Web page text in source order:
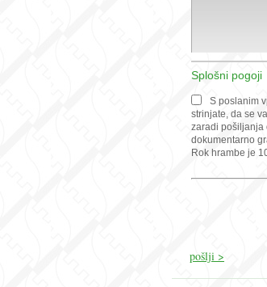
Splošni pogoji
S poslanim
strinjate, da se
zaradi pošiljanja
dokumentarno
Rok hrambe je